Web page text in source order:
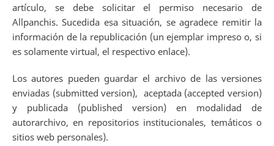
artículo, se debe solicitar el permiso necesario de
Allpanchis. Sucedida esa situación, se agradece remitir la
información de la republicación (un ejemplar impreso o, si
es solamente virtual, el respectivo enlace).
Los autores pueden guardar el archivo de las versiones
enviadas (submitted version), aceptada (accepted version)
y publicada (published version) en modalidad de
autorarchivo, en repositorios institucionales, temáticos o
sitios web personales).